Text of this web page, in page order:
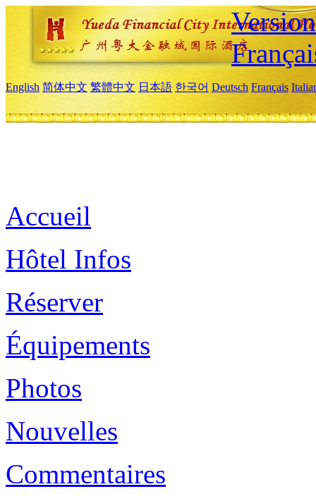
English 简体中文 繁體中文 日本語 한국어 Deutsch Français
Accueil
Hôtel Infos
Réserver
Équipements
Photos
Nouvelles
Commentaires